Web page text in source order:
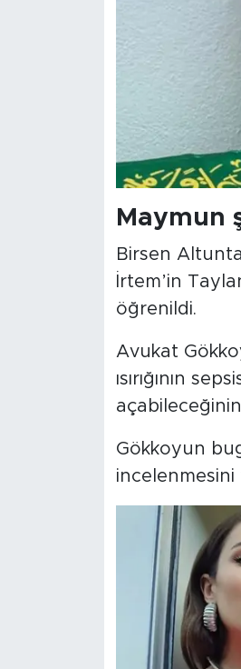
Maymun
Birsen
İrtem’in
öğrenildi.
Avukat
ısırığının
Gökkoyun